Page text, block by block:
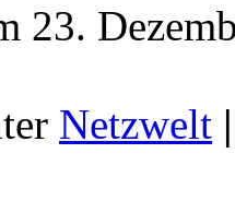
23.
Netzwelt |